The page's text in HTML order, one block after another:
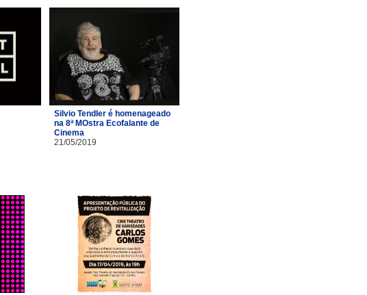
Silvio Tendler é homenageado
na 8ª MOstra Ecofalante de
Cinema
21/05/2019